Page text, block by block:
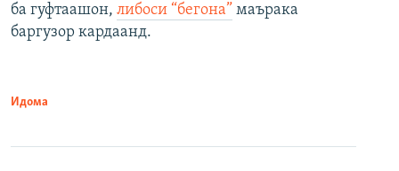
ба гуфтаашон, либоси “бегона” маърака
баргузор кардаанд.
Идома